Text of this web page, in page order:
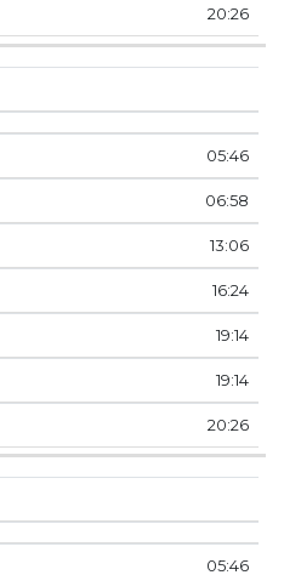
20:26
05:46
06:58
13:06
16:24
19:14
19:14
20:26
05:46